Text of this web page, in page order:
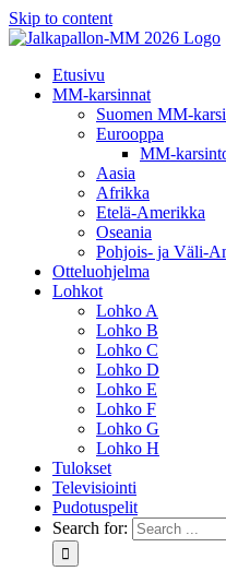
Skip to content
Etusivu
MM-karsinnat
Suomen MM-
Eurooppa
MM-
Aasia
Afrikka
Etelä-Amerikka
Oseania
Pohjois- ja Väli-
Otteluohjelma
Lohkot
Lohko A
Lohko B
Lohko C
Lohko D
Lohko E
Lohko F
Lohko G
Lohko H
Tulokset
Televisiointi
Pudotuspelit
Search for: